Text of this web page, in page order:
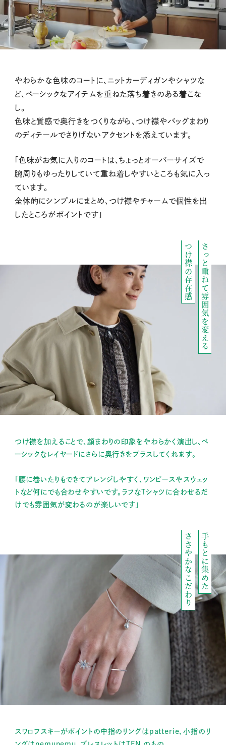
M
t
やわらかな色味のコートに、ニットカーディガンやシャツな
ど、ベーシックなアイテムを重ねた落ち着きのある着こな
し。
色味と質感で奥行きをつくりながら、つけ襟やバッグまわり
のディテールでさりげないアクセントを添えています。
「色味がお気に入りのコートは、ちょっとオーバーサイズで
腕周りもゆったりしていて重ね着しやすいところも気に入っ
ています。
全体的にシンプルにまとめ、つけ襟やチャームで個性を出
したところがポイントです」
さっと重ねて雰囲気を変える
つけ襟の存在感
つけ襟を加えることで、顔まわりの印象をやわらかく演出し、ベ
ーシックなレイヤードにさらに奥行きをプラスしてくれます。
「腰に巻いたりもできてアレンジしやすく、ワンピースやスウェッ
トなど何にでも合わせやすいです。ラフなTシャツに合わせるだ
けでも雰囲気が変わるのが楽しいです」
手もとに集めた
ささやかなこだわり
スワロフスキーがポイントの中指のリングはpatterie、小指のリ